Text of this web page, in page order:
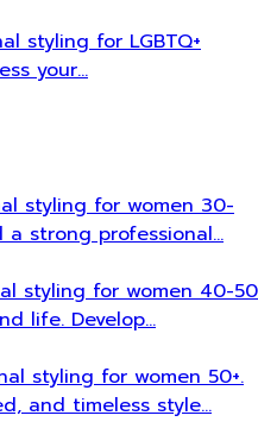
styling for LGBTQ+
your…
styling for women 30-
strong professional…
styling for women 40-50
life. Develop…
styling for women 50+.
and timeless style…